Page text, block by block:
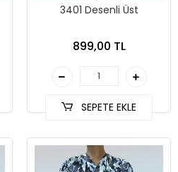
3401 Desenli Üst
899,00 TL
SEPETE EKLE